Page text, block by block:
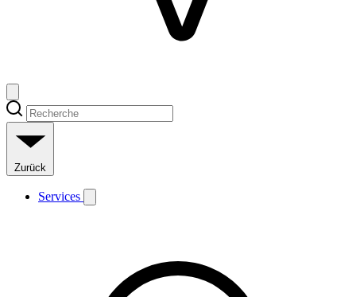
Zurück
Services